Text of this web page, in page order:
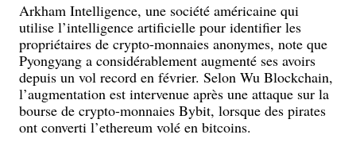
Arkham Intelligence, une société américaine qui
utilise l’intelligence artificielle pour identifier les
propriétaires de crypto-monnaies anonymes, note que
Pyongyang a considérablement augmenté ses avoirs
depuis un vol record en février. Selon Wu Blockchain,
l’augmentation est intervenue après une attaque sur la
bourse de crypto-monnaies Bybit, lorsque des pirates
ont converti l’ethereum volé en bitcoins.